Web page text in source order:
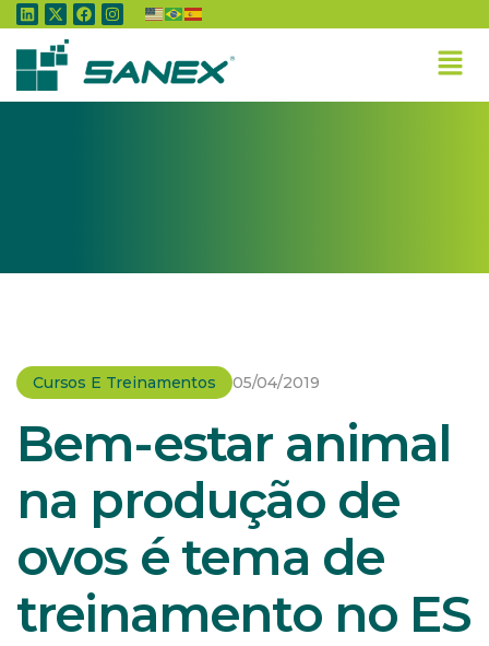
Home » Cursos e Treinamentos
Bem-estar animal na produção de ovos é tema de
treinamento no ES
Cursos E Treinamentos 05/04/2019
Bem-estar animal
na produção de
ovos é tema de
treinamento no ES